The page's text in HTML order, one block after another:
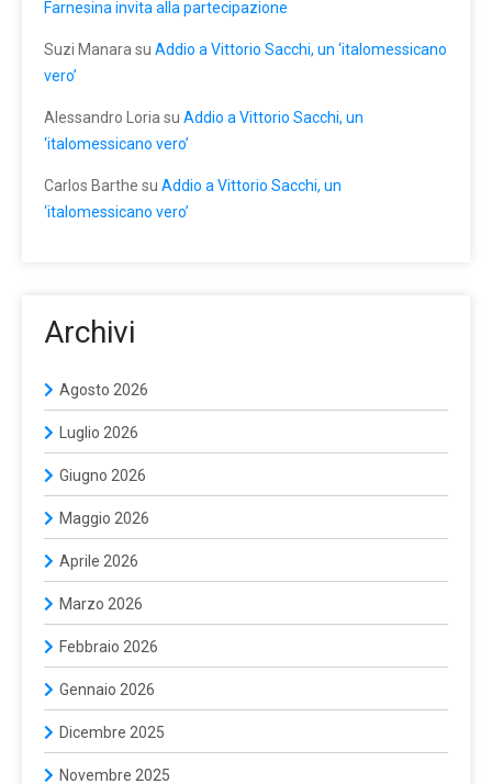
Farnesina invita alla partecipazione
Suzi Manara su Addio a Vittorio Sacchi, un ‘italomessicano
vero’
Alessandro Loria su Addio a Vittorio Sacchi, un
‘italomessicano vero’
Carlos Barthe su Addio a Vittorio Sacchi, un
‘italomessicano vero’
Archivi
Agosto 2026
Luglio 2026
Giugno 2026
Maggio 2026
Aprile 2026
Marzo 2026
Febbraio 2026
Gennaio 2026
Dicembre 2025
Novembre 2025